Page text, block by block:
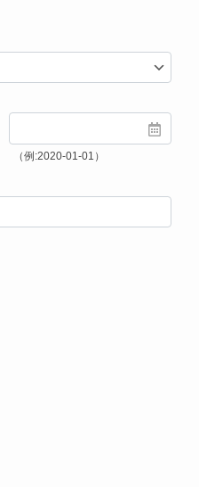
（例:2020-01-01）